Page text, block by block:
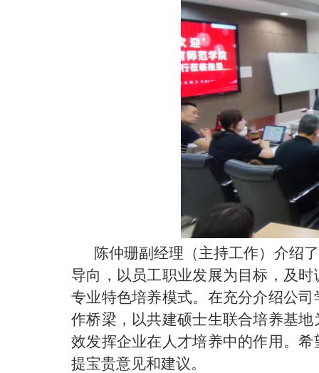
陈仲珊副经理（主持工作）介绍
导向，以员工职业发展为目标，及
专业特色培养模式。在充分介绍公
作桥梁，以共建硕士生联合培养基
效发挥企业在人才培养中的作用。
提宝贵意见和建议。